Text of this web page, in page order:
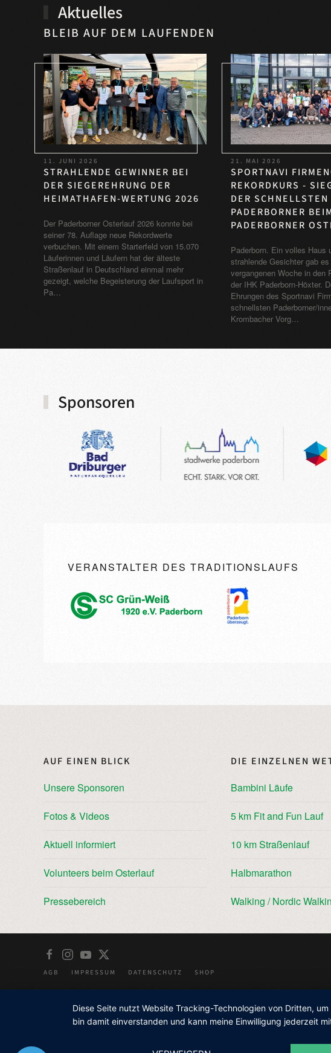
Aktuelles
BLEIB AUF DEM LAUFENDEN
11. JUNI 2026
STRAHLENDE GEWINNER BEI
DER SIEGEREHRUNG DER
HEIMATHAFEN-WERTUNG 2026
Der Paderborner Osterlauf 2026 konnte bei
seiner 78. Auflage neue Rekordwerte
verbuchen. Mit einem Starterfeld von 15.070
Läuferinnen und Läufern hat der älteste
Straßenlauf in Deutschland einmal mehr
gezeigt, welche Begeisterung der Laufsport in
Pa…
21. MAI 2026
SPORTNAVI
REKORDKURS -
DER
PADERBORNER
PADERBORNER
Paderborn. Ein volles Haus
strahlende Gesichter gab
vergangenen Woche in den
der IHK Paderborn-Höxter.
Ehrungen des Sportnavi
schnellsten Paderborner/
Krombacher Vorg…
Sponsoren
VERANSTALTER DES TRADITIONSLAUFS
AUF EINEN BLICK
Unsere Sponsoren
Fotos & Videos
Aktuell informiert
Volunteers beim Osterlauf
Pressebereich
DIE EINZELNEN
Bambini Läufe
5 km Fit and Fun Lauf
10 km Straßenlauf
Halbmarathon
Walking / Nordic
AGB IMPRESSUM DATENSCHUTZ SHOP
Diese Seite nutzt Website Tracking-Technologien von Dritten,
bin damit einverstanden und kann meine Einwilligung jederzeit